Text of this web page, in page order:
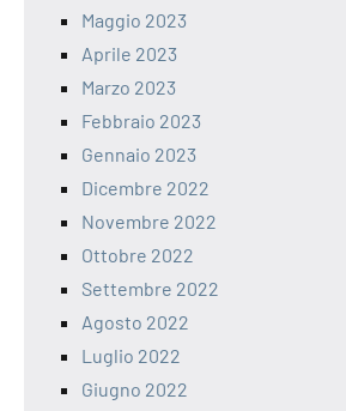
Maggio 2023
Aprile 2023
Marzo 2023
Febbraio 2023
Gennaio 2023
Dicembre 2022
Novembre 2022
Ottobre 2022
Settembre 2022
Agosto 2022
Luglio 2022
Giugno 2022